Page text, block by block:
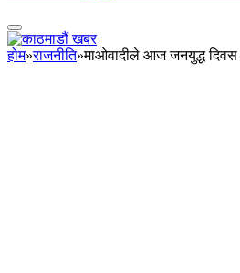
होम»राजनीति»माओवादीले आज जनयुद्ध दिवस